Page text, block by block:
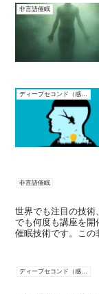
非言語催眠
非言語催眠
世界でも注目の技
でも何度も講座を
催眠技術です。この
ディープセコンド（感情消し・記憶消し）